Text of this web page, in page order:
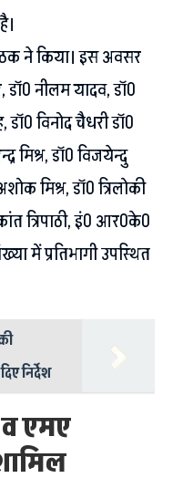
ने किया। इस अवसर
डाॅ0 नीलम यादव, डाॅ0
डाॅ0 विनोद चैधरी डाॅ0
मिश्र, डाॅ0 विजयेन्दु
मिश्र, डाॅ0 त्रिलोकी
त्रिपाठी, इं0 आर0के0
में प्रतिभागी उपस्थित
निर्देश
एमए